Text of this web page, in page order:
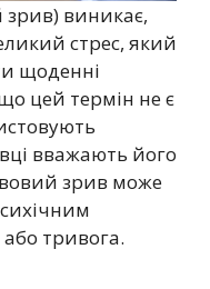
виникає,
стрес, який
щоденні
цей термін не є
вважають його
зрив може
або тривога.